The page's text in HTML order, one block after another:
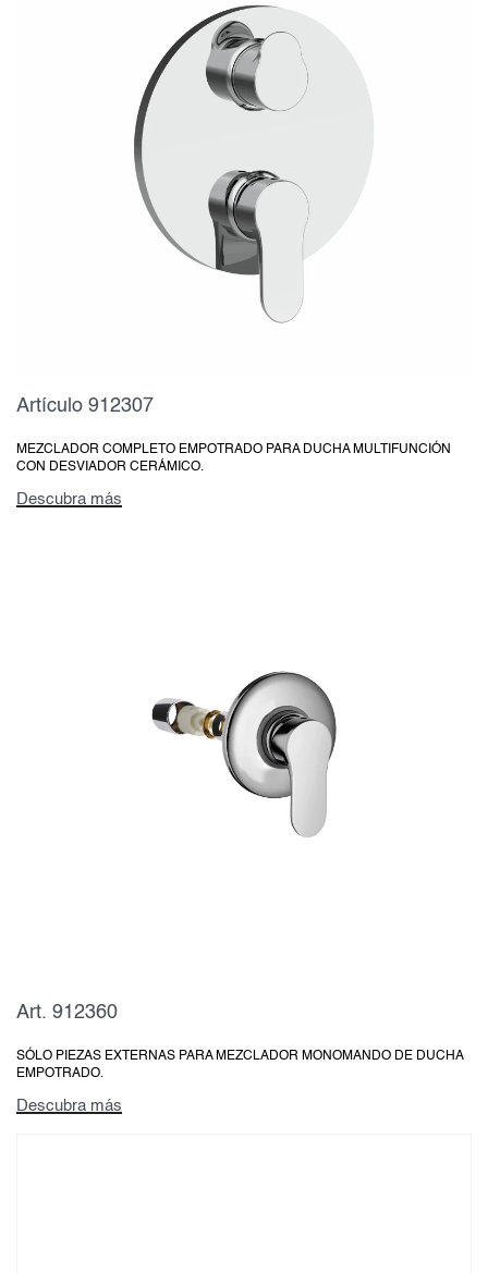
Artículo 912307
MEZCLADOR COMPLETO EMPOTRADO PARA DUCHA MULTIFUNCIÓN
CON DESVIADOR CERÁMICO.
Descubra más
Art. 912360
SÓLO PIEZAS EXTERNAS PARA MEZCLADOR MONOMANDO DE DUCHA
EMPOTRADO.
Descubra más